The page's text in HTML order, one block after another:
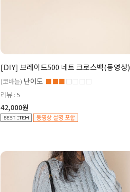
[DIY] 브레이드500 네트 크로스백(동영상)
(코바늘) 난이도 ■■■□□□□
리뷰 : 5
42,000원